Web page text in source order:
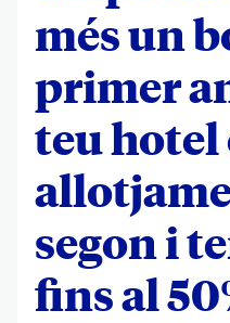
més un
primer
teu hotel
segon i
fins al